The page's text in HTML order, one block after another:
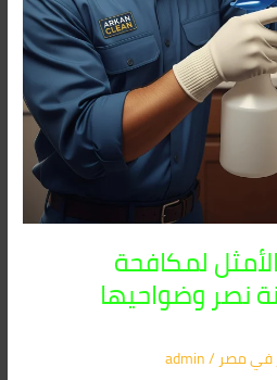
لمكافحة
نصر وضواحيها
في مصر/
admin